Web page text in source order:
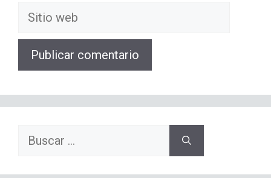
Sitio
Buscar: